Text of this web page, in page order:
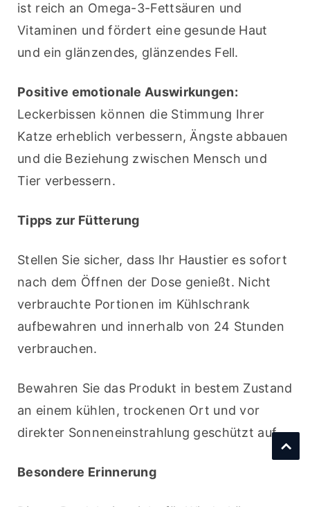
ist reich an Omega-3-Fettsäuren und
Vitaminen und fördert eine gesunde Haut
und ein glänzendes, glänzendes Fell.
Positive emotionale Auswirkungen:
Leckerbissen können die Stimmung Ihrer
Katze erheblich verbessern, Ängste abbauen
und die Beziehung zwischen Mensch und
Tier verbessern.
Tipps zur Fütterung
Stellen Sie sicher, dass Ihr Haustier es sofort
nach dem Öffnen der Dose genießt. Nicht
verbrauchte Portionen im Kühlschrank
aufbewahren und innerhalb von 24 Stunden
verbrauchen.
Bewahren Sie das Produkt in bestem Zustand
an einem kühlen, trockenen Ort und vor
direkter Sonneneinstrahlung geschützt auf.
Besondere Erinnerung